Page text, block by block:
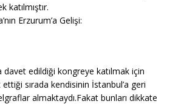
katılmıştır.
Erzurum’a Gelişi:
edildiği kongreye katılmak için
sırada kendisinin İstanbul’a geri
almaktaydı.Fakat bunları dikkate